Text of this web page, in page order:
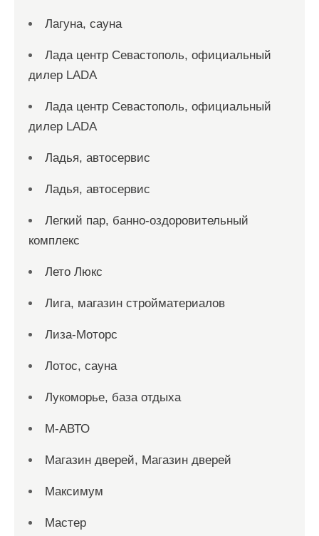
Лагуна, сауна
Лада центр Севастополь, официальный
дилер LADA
Лада центр Севастополь, официальный
дилер LADA
Ладья, автосервис
Ладья, автосервис
Легкий пар, банно-оздоровительный
комплекс
Лето Люкс
Лига, магазин стройматериалов
Лиза-Моторс
Лотос, сауна
Лукоморье, база отдыха
М-АВТО
Магазин дверей, Магазин дверей
Максимум
Мастер